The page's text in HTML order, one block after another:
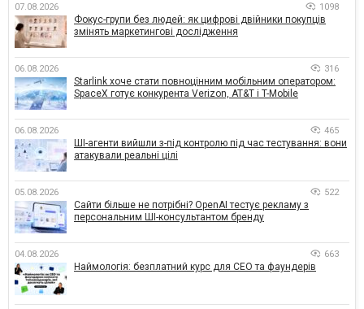
07.08.2026 1098
Фокус-групи без людей: як цифрові двійники покупців
змінять маркетингові дослідження
06.08.2026 316
Starlink хоче стати повноцінним мобільним оператором:
SpaceX готує конкурента Verizon, AT&T і T-Mobile
06.08.2026 465
ШІ-агенти вийшли з-під контролю під час тестування: вони
атакували реальні цілі
05.08.2026 522
Сайти більше не потрібні? OpenAI тестує рекламу з
персональним ШІ-консультантом бренду
04.08.2026 663
Наймологія: безплатний курс для CEO та фаундерів